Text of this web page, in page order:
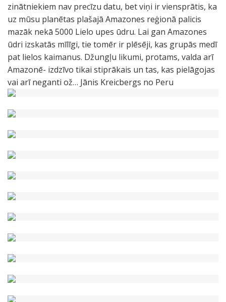
zinātniekiem nav precīzu datu, bet viņi ir viensprātis, ka
uz mūsu planētas plašajā Amazones reģionā palicis
mazāk nekā 5000 Lielo upes ūdru. Lai gan Amazones
ūdri izskatās mīlīgi, tie tomēr ir plēsēji, kas grupās medī
pat lielos kaimanus. Džungļu likumi, protams, valda arī
Amazonē- izdzīvo tikai stiprākais un tas, kas pielāgojas
vai arī neganti ož… Jānis Kreicbergs no Peru